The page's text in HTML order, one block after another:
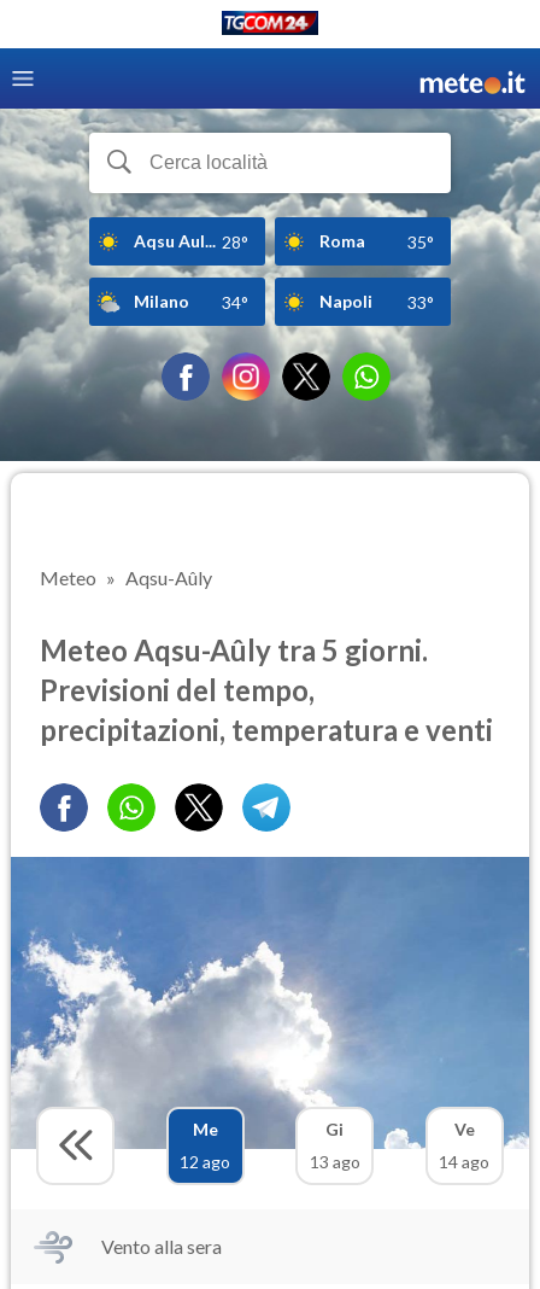
Aqsu Aul... 28° Roma 35°
Milano 34° Napoli 33°
Meteo Aqsu-Aûly
Meteo Aqsu-Aûly tra 5 giorni.
Previsioni del tempo,
precipitazioni, temperatura e venti
Me
12 ago
Gi
13 ago
Ve
14 ago
Vento alla sera